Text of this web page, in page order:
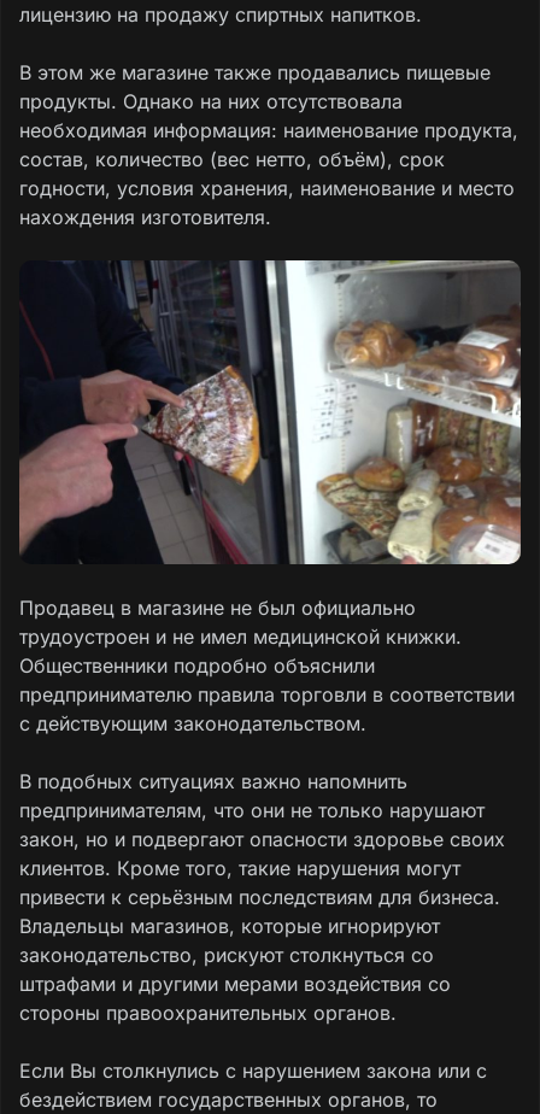
лицензию на продажу спиртных напитков.
В этом же магазине также продавались пищевые
продукты. Однако на них отсутствовала
необходимая информация: наименование продукта,
состав, количество (вес нетто, объём), срок
годности, условия хранения, наименование и место
нахождения изготовителя.
Продавец в магазине не был официально
трудоустроен и не имел медицинской книжки.
Общественники подробно объяснили
предпринимателю правила торговли в соответствии
с действующим законодательством.
В подобных ситуациях важно напомнить
предпринимателям, что они не только нарушают
закон, но и подвергают опасности здоровье своих
клиентов. Кроме того, такие нарушения могут
привести к серьёзным последствиям для бизнеса.
Владельцы магазинов, которые игнорируют
законодательство, рискуют столкнуться со
штрафами и другими мерами воздействия со
стороны правоохранительных органов.
Если Вы столкнулись с нарушением закона или с
бездействием государственных органов, то